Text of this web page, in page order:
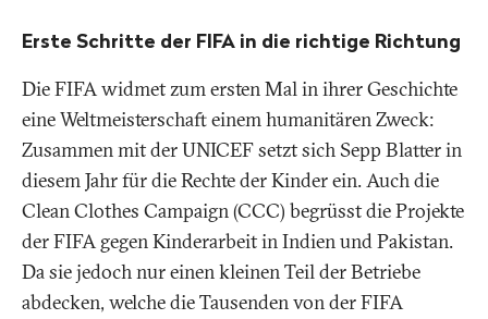
Erste Schritte der FIFA in die richtige Richtung
Die FIFA widmet zum ersten Mal in ihrer Geschichte
eine Weltmeisterschaft einem humanitären Zweck:
Zusammen mit der UNICEF setzt sich Sepp Blatter in
diesem Jahr für die Rechte der Kinder ein. Auch die
Clean Clothes Campaign (CCC) begrüsst die Projekte
der FIFA gegen Kinderarbeit in Indien und Pakistan.
Da sie jedoch nur einen kleinen Teil der Betriebe
abdecken, welche die Tausenden von der FIFA